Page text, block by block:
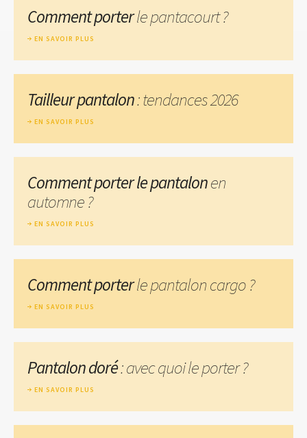
Comment porterle pantacourt ?
EN SAVOIR PLUS
Tailleur pantalon: tendances 2026
EN SAVOIR PLUS
Comment porter le pantalonen
automne ?
EN SAVOIR PLUS
Comment porterle pantalon cargo ?
EN SAVOIR PLUS
Pantalon doré: avec quoi le porter ?
EN SAVOIR PLUS